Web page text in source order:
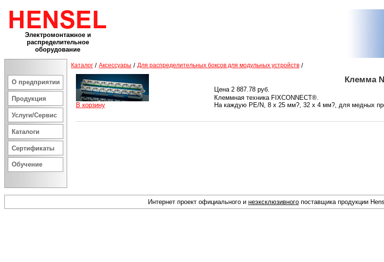
Электромонтажное и
распределительное
оборудование
О предприятии
Продукция
Услуги/Сервис
Каталоги
Сертификаты
Обучение
Каталог / Аксессуары / Для распределительных боксов для модульных устройств /
В корзину
Клемма
Цена 2 887.78 руб.
Клеммная техника FIXCONNECT®.
На каждую PE/N, 8 х 25 мм?, 32 x 4 мм?, для медных
Интернет проект официального и неэксклюзивного поставщика продукции